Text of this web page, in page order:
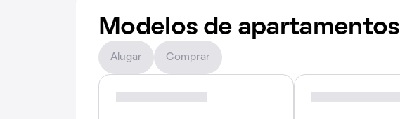
Modelos de apartamentos
Alugar Comprar